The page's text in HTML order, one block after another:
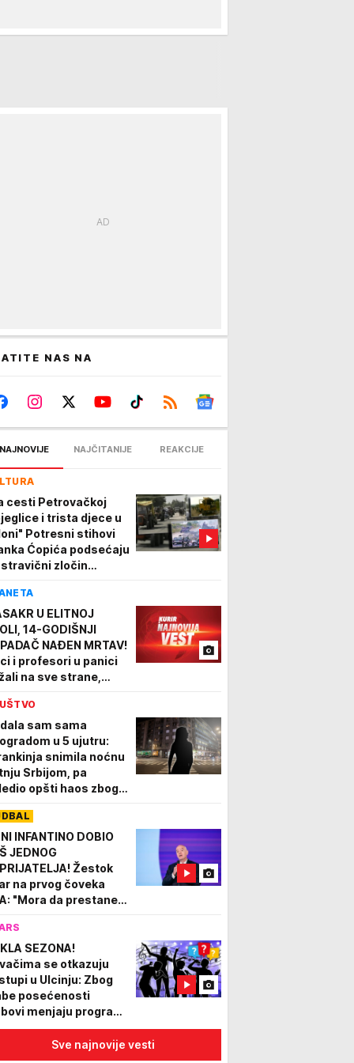
NAS NA
NAJNOVIJE NAJČITANIJE REAKCIJE
cesti Petrovačkoj
i trista djece u
Potresni stihovi
Ćopića podsećaju
stravični zločin
U ELITNOJ
14-GODIŠNJI
NAĐEN MRTAV!
i profesori u panici
na sve strane,
u pucnjavi, 15
(FOTO)
sam sama
u 5 ujutru:
snimila noćnu
Srbijom, pa
opšti haos zbog
Francuza!
INFANTINO DOBIO
JEDNOG
Žestok
na prvog čoveka
"Mora da prestane
Ne zanima ga
fudbalera"
SEZONA!
se otkazuju
u Ulcinju: Zbog
posećenosti
menjaju program,
samo di-džejevi
Sve najnovije vesti